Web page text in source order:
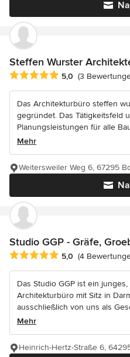
Steffen Wurster
Durchschnittliche Bewertung:
5,0 (3
Das Architekturbüro steffen
gegründet. Das Tätigkeitsfeld
Planungsleistungen für alle
Mehr
Weitersweiler Weg 6, 67295
Studio GGP - Gräfe,
Durchschnittliche Bewertung:
5,0 (4
Das Studio GGP ist ein
Architekturbüro mit Sitz in
ausschließlich von uns als
Mehr
Heinrich-Hertz-Straße 6,